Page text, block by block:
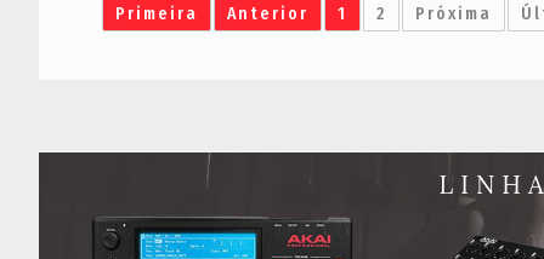
Primeira Anterior 1 2 Próxima